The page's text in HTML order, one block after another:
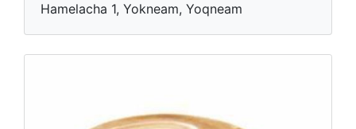
Hamelacha 1, Yokneam, Yoqneam